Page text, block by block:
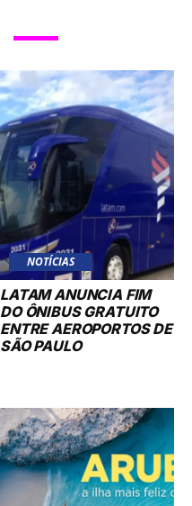
NOTÍCIAS
LATAM ANUNCIA FIM
DO ÔNIBUS GRATUITO
ENTRE AEROPORTOS DE
SÃO PAULO